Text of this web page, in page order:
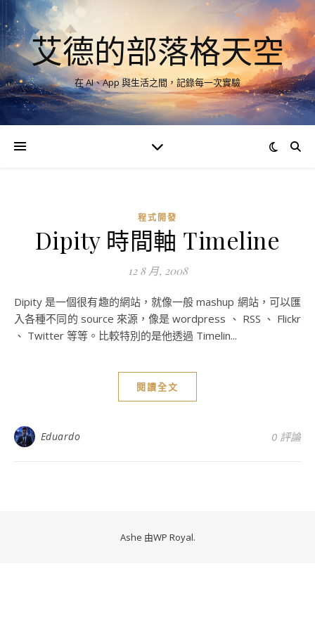
艾德的部落格天空
在 AI、App 與生活之間，記錄每一次實驗
程式開發
Dipity 時間軸 Timeline
12 8 月, 2008
Dipity 是一個很有趣的網站，就像一般 mashup 網站，可以匯
入各種不同的 source 來源，像是 wordpress 、 RSS 、 Flickr
、 Twitter 等等。比較特別的是他透過 Timelin...
閱讀全文
Eduardo 0 評論
Ashe 由WP Royal.